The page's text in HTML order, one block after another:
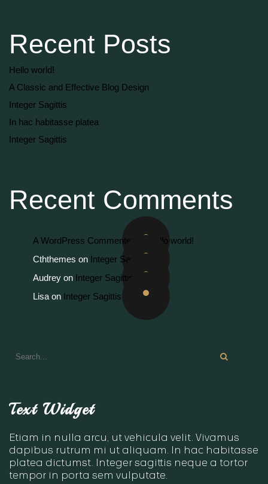
Recent Posts
Hello world!
A Classic and Effective Blog Design
Integer Sagittis
In hac habitasse platea
Integer Sagittis
Recent Comments
A WordPress Commenter
Hello world!
Cththemes on Integer Sagittis
Audrey on Integer Sagittis
Lisa on Integer Sagittis
Text Widget
Etiam in nulla arcu, ut vehicula velit. Vivamus
dapibus rutrum mi ut aliquam. In hac habitasse
platea dictumst. Integer sagittis neque a tortor
tempor in porta sem vulputate.